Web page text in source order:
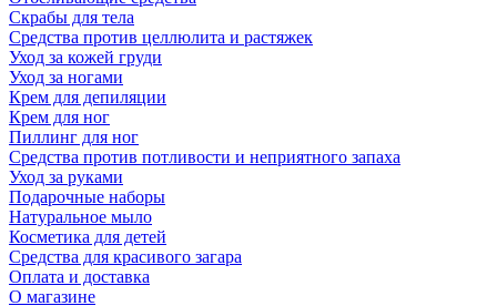
Скрабы для тела
Средства против целлюлита и растяжек
Уход за кожей груди
Уход за ногами
Крем для депиляции
Крем для ног
Пиллинг для ног
Средства против потливости и неприятного запаха
Уход за руками
Подарочные наборы
Натуральное мыло
Косметика для детей
Средства для красивого загара
Оплата и доставка
О магазине